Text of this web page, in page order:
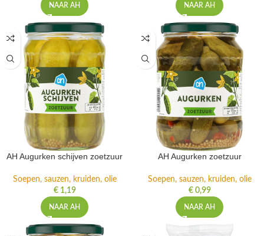
NAAR AH NAAR AH
AH Augurken schijven zoetzuur
Soepen, sauzen, kruiden, olie
€1,19
NAAR AH
AH Augurken zoetzuur
Soepen, sauzen, kruiden, olie
€0,99
NAAR AH